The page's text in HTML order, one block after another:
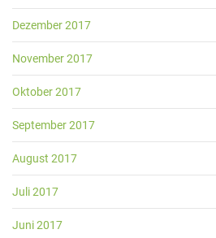
Dezember 2017
November 2017
Oktober 2017
September 2017
August 2017
Juli 2017
Juni 2017